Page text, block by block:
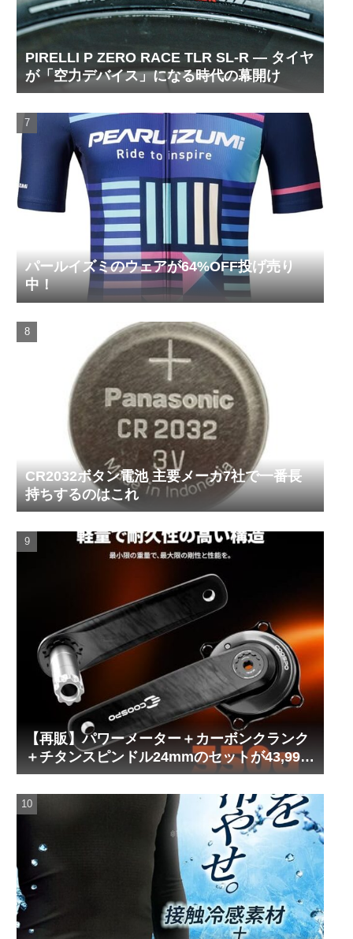
PIRELLI P ZERO RACE TLR SL-R ― タイヤ
が「空力デバイス」になる時代の幕開け
パールイズミのウェアが64%OFF投げ売り
中！
CR2032ボタン電池 主要メーカ7社で一番長
持ちするのはこれ
【再販】パワーメーター＋カーボンクランク
＋チタンスピンドル24mmのセットが43,999
円！